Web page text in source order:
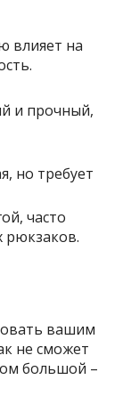
влияет на
и прочный,
но требует
часто
рюкзаков.
вашим
не сможет
большой –